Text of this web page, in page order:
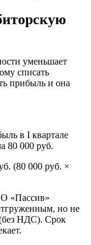
уменьшает
списать
прибыль и она
в I квартале
80 000 руб.
(80 000 руб. ×
«Пассив»
но не
НДС). Срок